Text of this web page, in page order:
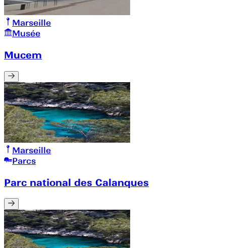
Marseille
Musée
Mucem
Marseille
Parcs
Parc national des Calanques